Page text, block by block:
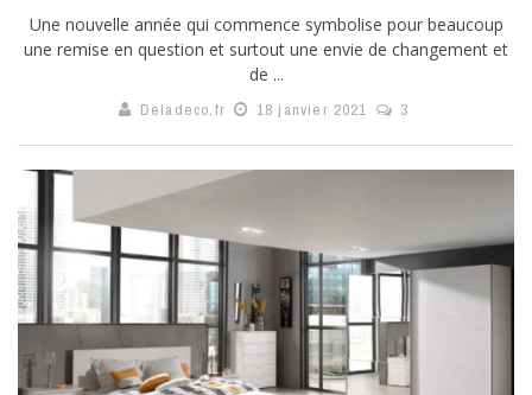
Une nouvelle année qui commence symbolise pour beaucoup
une remise en question et surtout une envie de changement et
de ...
Deladeco.fr 18 janvier 2021 3